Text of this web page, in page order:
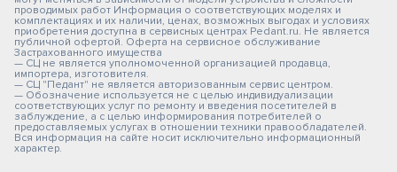
проводимых работ Информация о соответствующих моделях и
комплектациях и их наличии, ценах, возможных выгодах и условиях
приобретения доступна в сервисных центрах Pedant.ru. Не является
публичной офертой. Оферта на сервисное обслуживание
Застрахованного имущества
— СЦ не является уполномоченной организацией продавца,
импортера, изготовителя.
— СЦ "Педант" не является авторизованным сервис центром.
— Обозначение используется не с целью индивидуализации
соответствующих услуг по ремонту и введения посетителей в
заблуждение, а с целью информирования потребителей о
предоставляемых услугах в отношении техники правообладателей.
Вся информация на сайте носит исключительно информационный
характер.